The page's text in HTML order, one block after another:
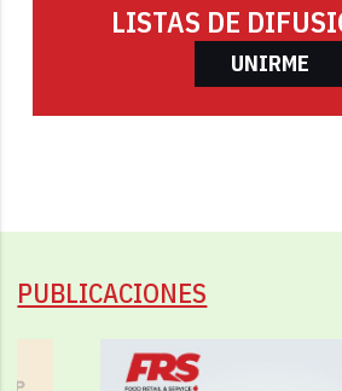
LISTAS DE
UNIRME
PUBLICACIONES